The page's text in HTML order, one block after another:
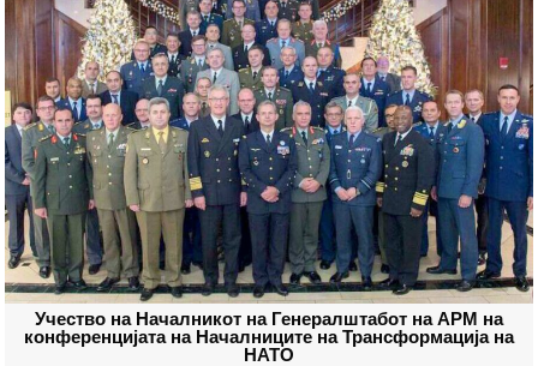
Учество на Началникот на Генералштабот на АРМ на
конференцијата на Началниците на Трансформација на
НАТО